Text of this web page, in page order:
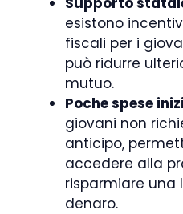
esistono
fiscali per i
può ridurre
mutuo.
Poche spese
giovani non
anticipo,
accedere alla
risparmiare una
denaro.